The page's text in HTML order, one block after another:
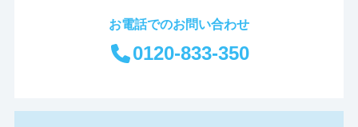
お電話でのお問い合わせ
0120-833-350